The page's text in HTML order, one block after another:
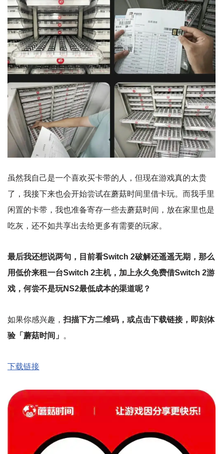
虽然我自己是一个喜欢买卡带的人，但现在游戏真的太贵
了，我接下来也会开始尝试在蘑菇时间里借卡玩。而我手里
闲置的卡带，我也准备寄存一些去蘑菇时间，放在家里也是
吃灰，还不如共享出去给更多有需要的玩家。
最后我还想说两句，目前看Switch 2破解还遥遥无期，那么
用低价来租一台Switch 2主机，加上永久免费借Switch 2游
戏，何尝不是玩NS2最低成本的渠道呢？
如果你感兴趣，扫描下方二维码，或点击下载链接，即刻体
验「蘑菇时间」 。
下载链接